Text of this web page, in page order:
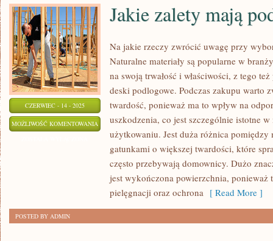
CZERWIEC - 14 - 2025
MOŻLIWOŚĆ KOMENTOWANIA JAKIE
ZALETY
MAJĄ
PODŁOGI
DREWNA
Jakie zalety mają
Na jakie rzeczy zwrócić uwagę przy
Naturalne materiały są popularne w
na swoją trwałość i właściwości, z tego
deski podlogowe. Podczas zakupu warto
twardość, ponieważ ma to wpływ na
uszkodzenia, co jest szczególnie istotne
użytkowaniu. Jest duża różnica
gatunkami o większej twardości, które
często przebywają domownicy. Dużo
jest wykończona powierzchnia, ponieważ
pielęgnacji oraz ochrona [ Read More ]
POSTED BY ADMIN